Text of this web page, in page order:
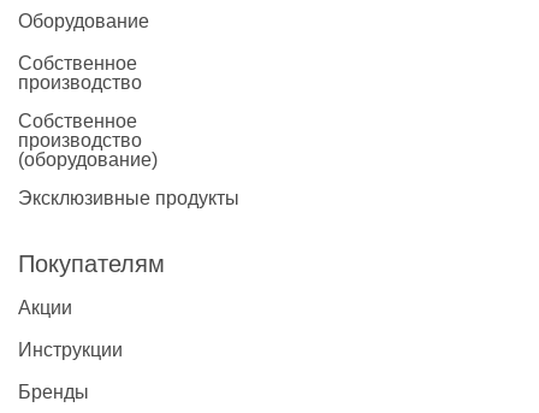
Оборудование
Собственное
производство
Собственное
производство
(оборудование)
Эксклюзивные продукты
Покупателям
Акции
Инструкции
Бренды